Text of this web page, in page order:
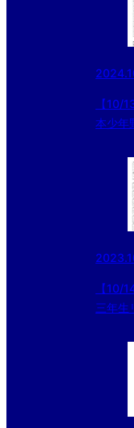
【10/
本少
【10/
三年生